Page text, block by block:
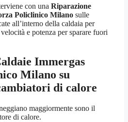
con una Riparazione
Policlinico Milano sulle
all’interno della caldaia per
e potenza per sparare fuori
Immergas
Milano su
di calore
maggiormente sono il
di calore.